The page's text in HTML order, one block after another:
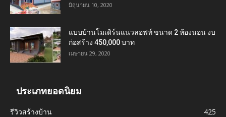
มิถุนายน 10, 2020
แบบบ้านโมเดิร์นแนวลอฟท์ ขนาด 2 ห้องนอน งบ
ก่อสร้าง 450,000 บาท
เมษายน 29, 2020
ประเภทยอดนิยม
รีวิวสร้างบ้าน
425